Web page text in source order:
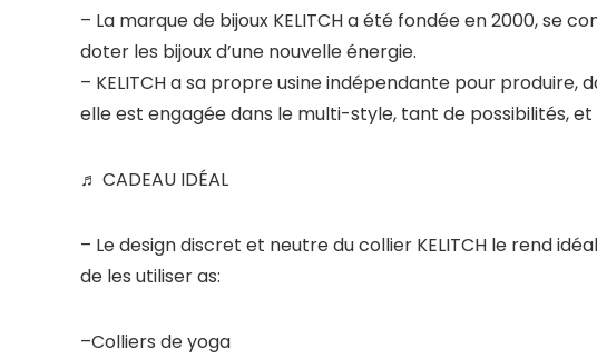
– La marque de bijoux KELITCH a été fondée en 2000, se
doter les bijoux d’une nouvelle énergie.
– KELITCH a sa propre usine indépendante pour
elle est engagée dans le multi-style, tant de possibilités, et
♬ CADEAU IDÉAL
– Le design discret et neutre du collier KELITCH le rend
de les utiliser as:
–Colliers de yoga